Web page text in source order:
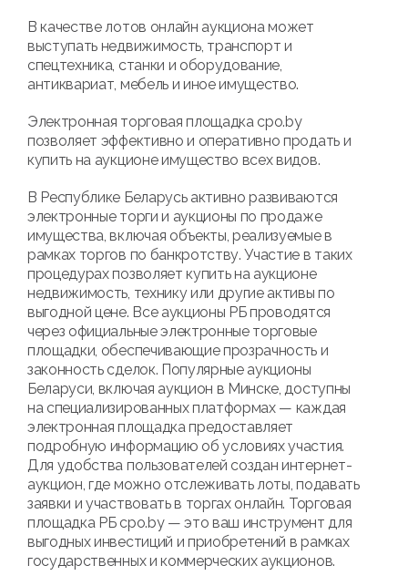
В качестве лотов онлайн аукциона может
выступать недвижимость, транспорт и
спецтехника, станки и оборудование,
антиквариат, мебель и иное имущество.
Электронная торговая площадка cpo.by
позволяет эффективно и оперативно продать и
купить на аукционе имущество всех видов.
В Республике Беларусь активно развиваются
электронные торги и аукционы по продаже
имущества, включая объекты, реализуемые в
рамках торгов по банкротству. Участие в таких
процедурах позволяет купить на аукционе
недвижимость, технику или другие активы по
выгодной цене. Все аукционы РБ проводятся
через официальные электронные торговые
площадки, обеспечивающие прозрачность и
законность сделок. Популярные аукционы
Беларуси, включая аукцион в Минске, доступны
на специализированных платформах — каждая
электронная площадка предоставляет
подробную информацию об условиях участия.
Для удобства пользователей создан интернет-
аукцион, где можно отслеживать лоты, подавать
заявки и участвовать в торгах онлайн. Торговая
площадка РБ cpo.by — это ваш инструмент для
выгодных инвестиций и приобретений в рамках
государственных и коммерческих аукционов.